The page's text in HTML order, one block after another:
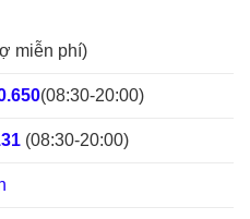
miễn phí)
(08:30-20:00)
(08:30-20:00)